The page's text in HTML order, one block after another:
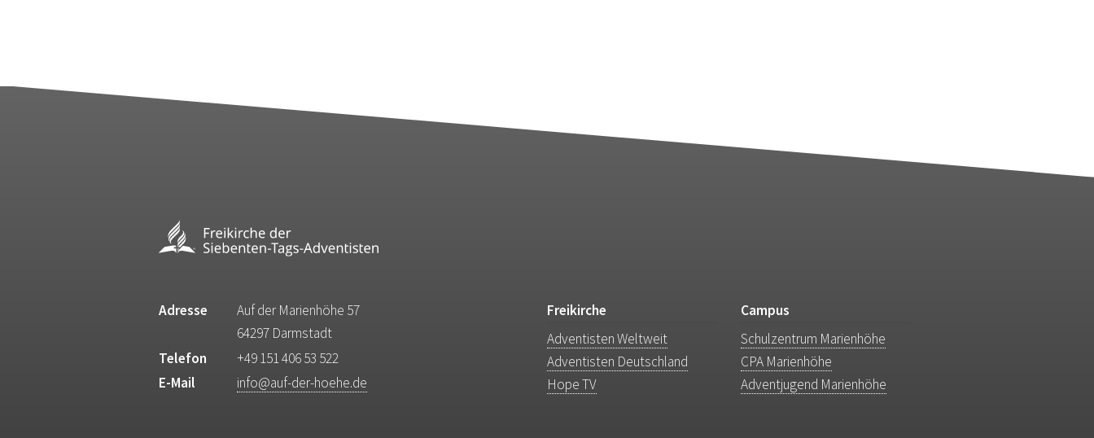
Adresse
Auf der Marienhöhe 57
64297 Darmstadt
Telefon
+49 151 406 53 522
E-Mail
info@auf-der-hoehe.de
Freikirche
Adventisten Weltweit
Adventisten Deutschland
Hope TV
Campus
Schulzentrum Marienhöhe
CPA Marienhöhe
Adventjugend Marienhöhe